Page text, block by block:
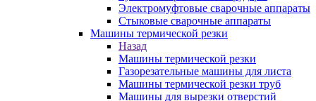
Электромуфтовые сварочные аппараты
Стыковые сварочные аппараты
Машины термической резки
Назад
Машины термической резки
Газорезательные машины для листа
Машины термической резки труб
Машины для вырезки отверстий